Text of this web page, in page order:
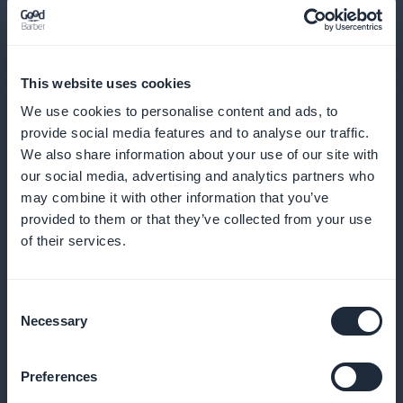
This website uses cookies
We use cookies to personalise content and ads, to
provide social media features and to analyse our traffic.
We also share information about your use of our site with
our social media, advertising and analytics partners who
may combine it with other information that you’ve
provided to them or that they’ve collected from your use
of their services.
Selection
Necessary
Preferences
Detaljerede statistikker over abonnenter
på indhold til kulturelle og kunstneriske
begivenheder
Widget til abonnementsfremme